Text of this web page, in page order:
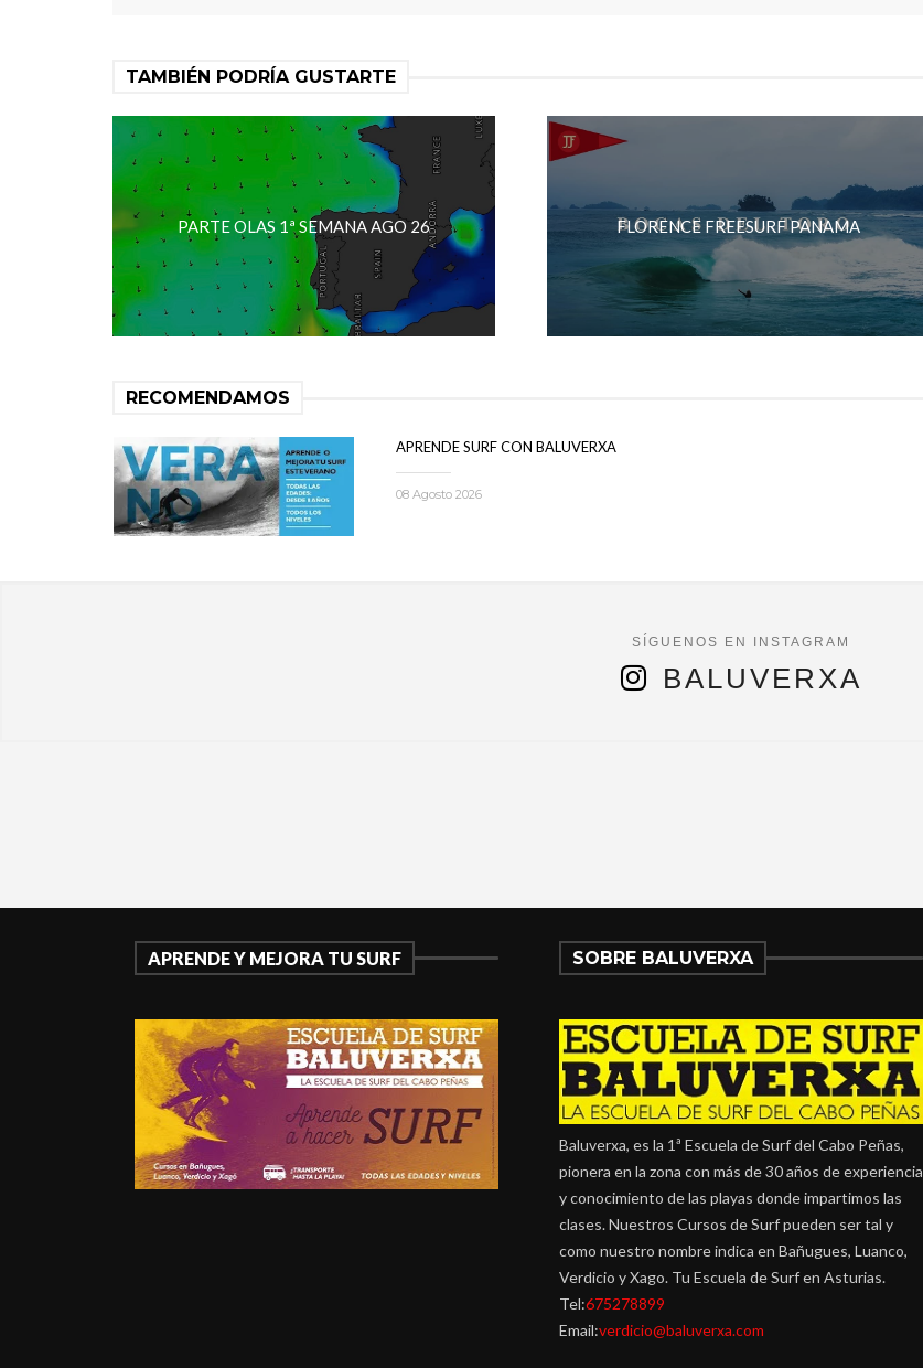
TAMBIÉN PODRÍA GUSTARTE
PARTE OLAS 1ª SEMANA AGO 26 FLORENCE FREESURF PANAMA
RECOMENDAMOS
APRENDE SURF CON BALUVERXA
08 Agosto 2026
BALUVERXA
APRENDE Y MEJORA TU SURF SOBRE BALUVERXA
Baluverxa, es la 1ª Escuela de Surf del Cabo Peñas,
pionera en la zona con más de 30 años de experiencia
y conocimiento de las playas donde impartimos las
clases. Nuestros Cursos de Surf pueden ser tal y
como nuestro nombre indica en Bañugues, Luanco,
Verdicio y Xago. Tu Escuela de Surf en Asturias.
Tel:675278899
Email:verdicio@baluverxa.com